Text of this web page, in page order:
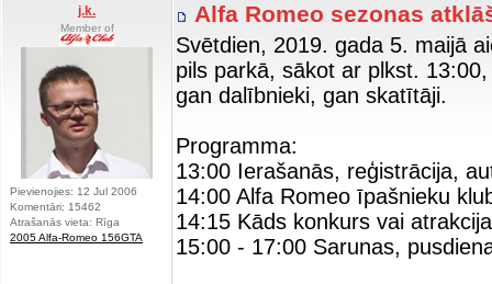
j.k.
Member of
Pievienojies: 12 Jul 2006
Komentāri: 15462
Atrašanās vieta: Rīga
2005 Alfa-Romeo 156GTA
Alfa Romeo sezonas
Svētdien, 2019. gada 5. maijā
pils parkā, sākot ar plkst.
gan dalībnieki, gan skatītāji.
Programma:
13:00 Ierašanās, reģistrācija,
14:00 Alfa Romeo īpašnieku
14:15 Kāds konkurs vai atrakcija
15:00 - 17:00 Sarunas,